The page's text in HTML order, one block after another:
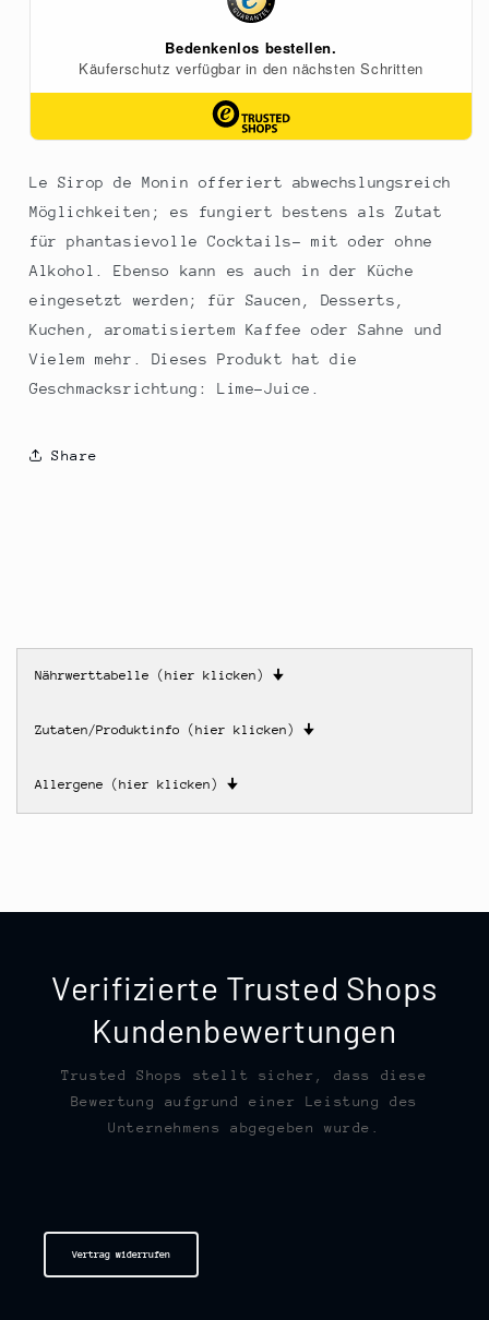
Le Sirop de Monin offeriert abwechslungsreich
Möglichkeiten; es fungiert bestens als Zutat
für phantasievolle Cocktails- mit oder ohne
Alkohol. Ebenso kann es auch in der Küche
eingesetzt werden; für Saucen, Desserts,
Kuchen, aromatisiertem Kaffee oder Sahne und
Vielem mehr. Dieses Produkt hat die
Geschmacksrichtung: Lime-Juice.
Share
Nährwerttabelle (hier klicken) 🠋
Zutaten/Produktinfo (hier klicken) 🠋
Allergene (hier klicken) 🠋
Verifizierte Trusted Shops
Kundenbewertungen
Trusted Shops stellt sicher, dass diese
Bewertung aufgrund einer Leistung des
Unternehmens abgegeben wurde.
Vertrag widerrufen